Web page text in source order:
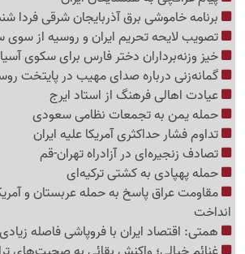
برنامه خاموشی برق آذربایجان شرقی فردا شنبه 17
تصویب لایحه تحریم ایران و روسیه از سوی
خیز وزنه‌برداران دختر فارس برای سکوی
گمانه‌زنی درباره صدای مهیب در پایتخت
عیادت اهالی فرهنگ از استاد ایرج
حمله یمن به تجمعات نظامی سعودی
تداوم فشار حداکثری آمریکا علیه ایران
تصادف زنجیره‌ای در آزادراه تهران-قم
حمله پهپادی به کشتی ترکیه‌ای
مقاومت عراق پاسخ به حمله عربستان و
انداخت
همتی: اقتصاد ایران با فروپاشی فاصله